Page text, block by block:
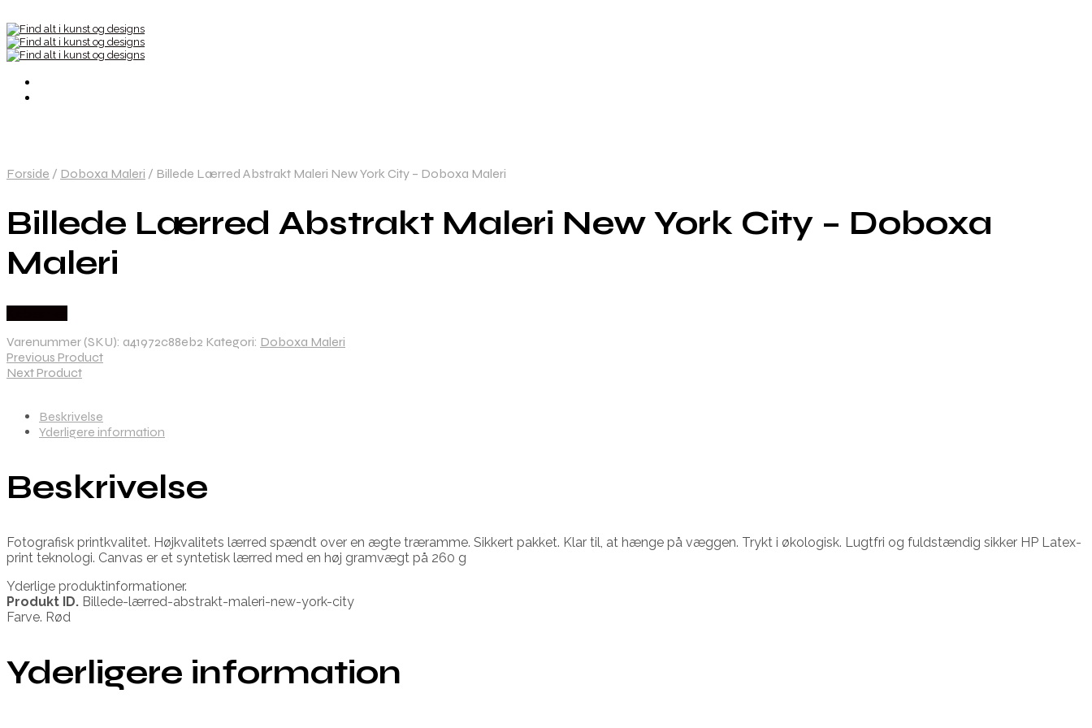
Forside / Doboxa Maleri / Billede Lærred Abstrakt Maleri New York City – Doboxa Maleri
Billede Lærred Abstrakt Maleri New York City – Doboxa
Maleri
Varenummer (SKU): a41972c88eb2 Kategori: Doboxa Maleri
Previous Product
Next Product
Beskrivelse
Yderligere information
Beskrivelse
Fotografisk printkvalitet. Højkvalitets lærred spændt over en ægte træramme. Sikkert pakket. Klar til, at hænge på væggen. Trykt i økologisk. Lugtfri og fuldstændig sikker HP Latex-
print teknologi. Canvas er et syntetisk lærred med en høj gramvægt på 260 g
Yderlige produktinformationer.
Produkt ID. Billede-lærred-abstrakt-maleri-new-york-city
Farve. Rød
Yderligere information